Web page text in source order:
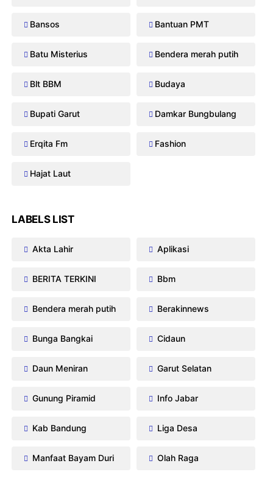
Bansos Bantuan PMT
Batu Misterius Bendera merah putih
Blt BBM Budaya
Bupati Garut Damkar Bungbulang
Erqita Fm Fashion
Hajat Laut
LABELS LIST
Akta Lahir Aplikasi
BERITA TERKINI Bbm
Bendera merah putih Berakinnews
Bunga Bangkai Cidaun
Daun Meniran Garut Selatan
Gunung Piramid Info Jabar
Kab Bandung Liga Desa
Manfaat Bayam Duri Olah Raga